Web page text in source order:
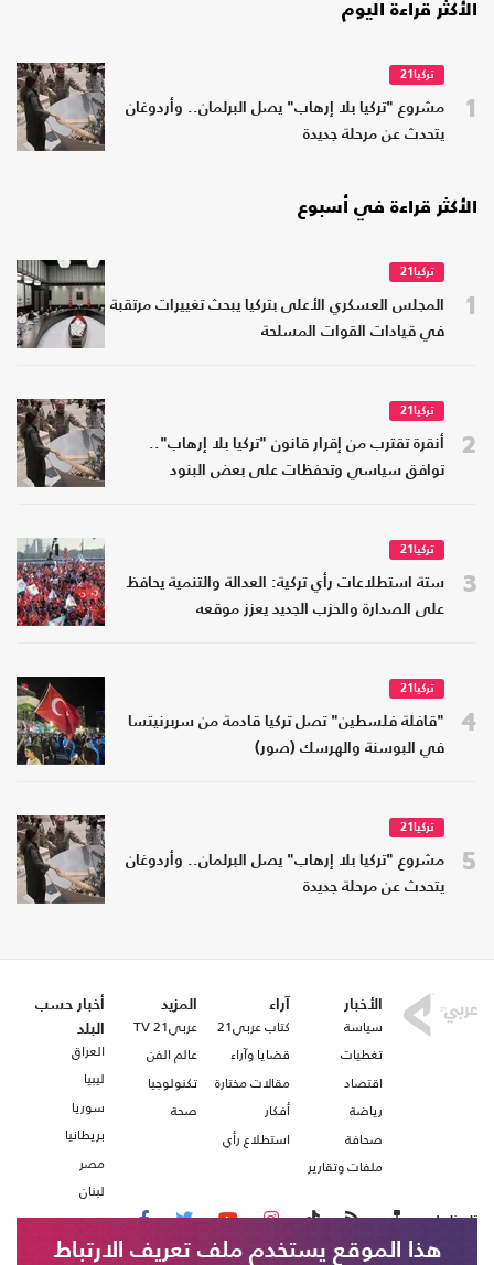
الأكثر قراءة اليوم
1
تركيا21
مشروع "تركيا بلا إرهاب" يصل البرلمان.. وأردوغان
يتحدث عن مرحلة جديدة
الأكثر قراءة في أسبوع
1
تركيا21
المجلس العسكري الأعلى بتركيا يبحث تغييرات مرتقبة
في قيادات القوات المسلحة
2
تركيا21
أنقرة تقترب من إقرار قانون "تركيا بلا إرهاب"..
توافق سياسي وتحفظات على بعض البنود
3
تركيا21
ستة استطلاعات رأي تركية: العدالة والتنمية يحافظ
على الصدارة والحزب الجديد يعزز موقعه
4
تركيا21
"قافلة فلسطين" تصل تركيا قادمة من سربرنيتسا
في البوسنة والهرسك (صور)
5
تركيا21
مشروع "تركيا بلا إرهاب" يصل البرلمان.. وأردوغان
يتحدث عن مرحلة جديدة
الأخبار
سياسة
تغطيات
اقتصاد
رياضة
صحافة
ملفات وتقارير
آراء
كتاب عربي21
قضايا وآراء
مقالات مختارة
أفكار
استطلاع رأي
المزيد
عربي21 TV
عالم الفن
تكنولوجيا
صحة
أخبار حسب
البلد
العراق
ليبيا
سوريا
بريطانيا
مصر
لبنان
تابعنا على
هذا الموقع يستخدم ملف تعريف الارتباط